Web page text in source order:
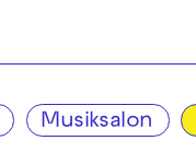
springen
Musiksalon